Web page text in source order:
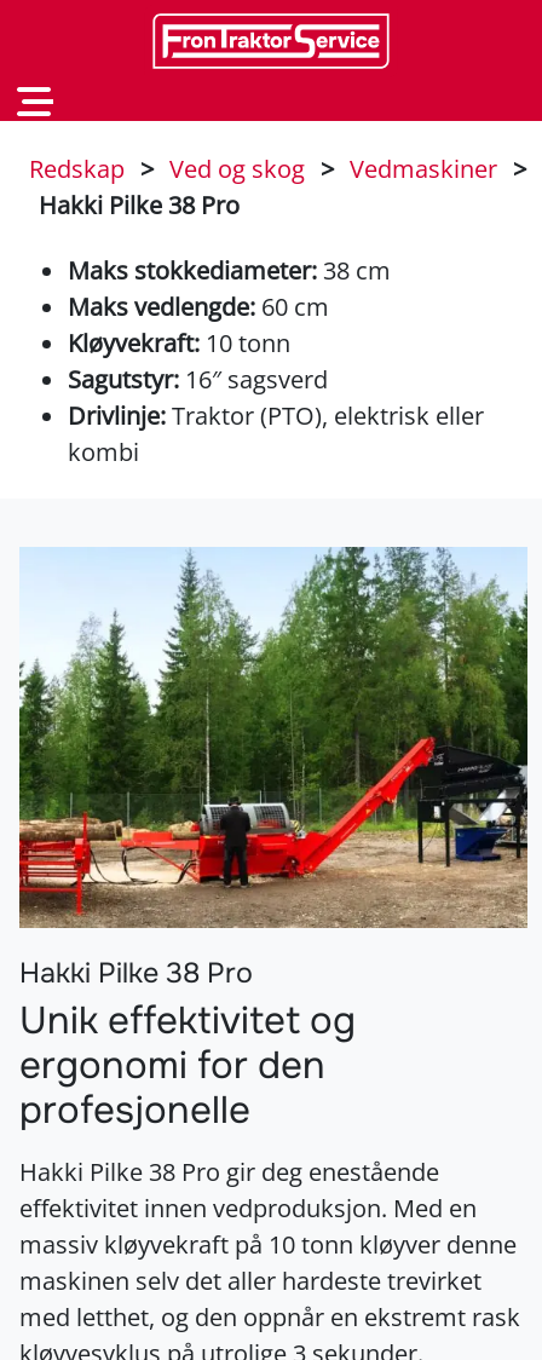
Redskap > Ved og skog > Vedmaskiner >
Hakki Pilke 38 Pro
Maks stokkediameter: 38 cm
Maks vedlengde: 60 cm
Kløyvekraft: 10 tonn
Sagutstyr: 16″ sagsverd
Drivlinje:Traktor (PTO), elektrisk eller
kombi
Hakki Pilke 38 Pro
Unik effektivitet og
ergonomi for den
profesjonelle
Hakki Pilke 38 Pro gir deg enestående
effektivitet innen vedproduksjon. Med en
massiv kløyvekraft på 10 tonn kløyver denne
maskinen selv det aller hardeste trevirket
med letthet, og den oppnår en ekstremt rask
kløyvesyklus på utrolige 3 sekunder.